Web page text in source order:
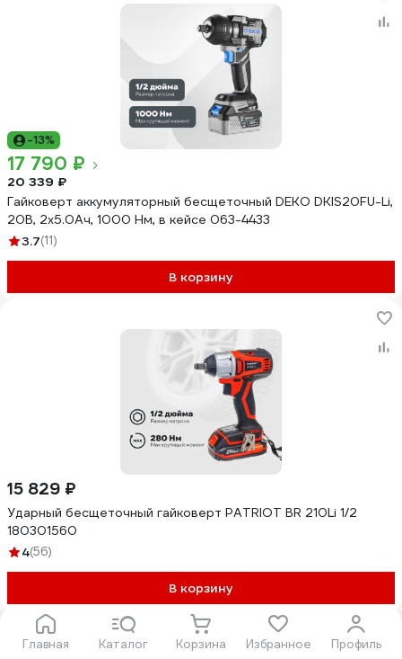
Главная Каталог Корзина Избранное Профиль
-13%
17 790 ₽
20 339 ₽
Гайковерт аккумуляторный бесщеточный DEKO DKIS20FU-Li,
20В, 2х5.0Ач, 1000 Нм, в кейсе 063-4433
3.7(11)
В корзину
15 829 ₽
Ударный бесщеточный гайковерт PATRIOT BR 210Li 1/2
180301560
4(56)
В корзину
Показать еще 40